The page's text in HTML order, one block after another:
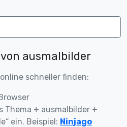
ausmalbilder
schneller finden:
Thema + ausmalbilder +
ein. Beispiel: Ninjago